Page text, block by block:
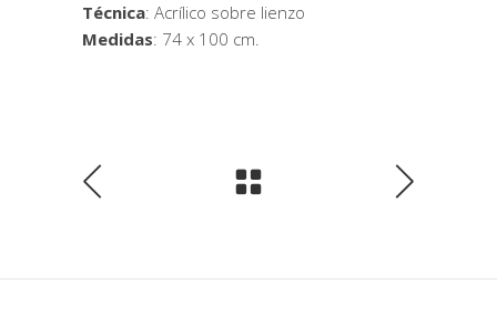
Técnica: Acrílico sobre lienzo
Medidas: 74 x 100 cm.